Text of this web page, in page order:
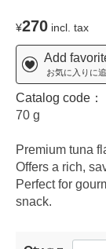
¥270 incl. tax
Add
お気に入りに
Catalog code：
70 g
Premium tuna
Offers a rich,
Perfect for
snack.